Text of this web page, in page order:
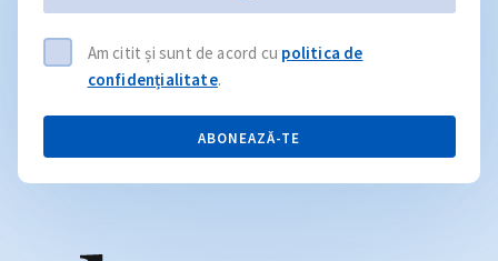
Am citit și sunt de acord cu politica de
confidențialitate.
ABONEAZĂ-TE